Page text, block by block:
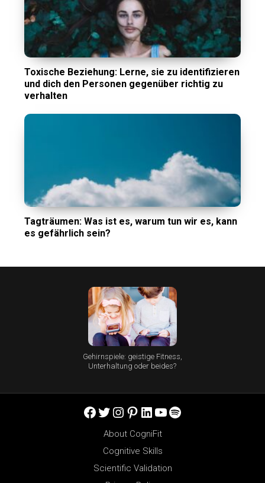
Toxische Beziehung: Lerne, sie zu identifizieren
und dich den Personen gegenüber richtig zu
verhalten
Tagträumen: Was ist es, warum tun wir es, kann
es gefährlich sein?
Gehirnspiele: geistige Fitness,
Unterhaltung oder beides?
Facebook
Twitter
Instagram
Pinterest
LinkedIn
YouTube
Spotify
About CogniFit
Cognitive Skills
Scientific Validation